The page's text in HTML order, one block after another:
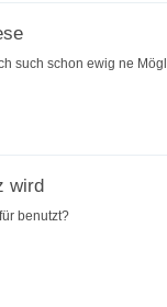
such schon ewig ne
wird
benutzt?